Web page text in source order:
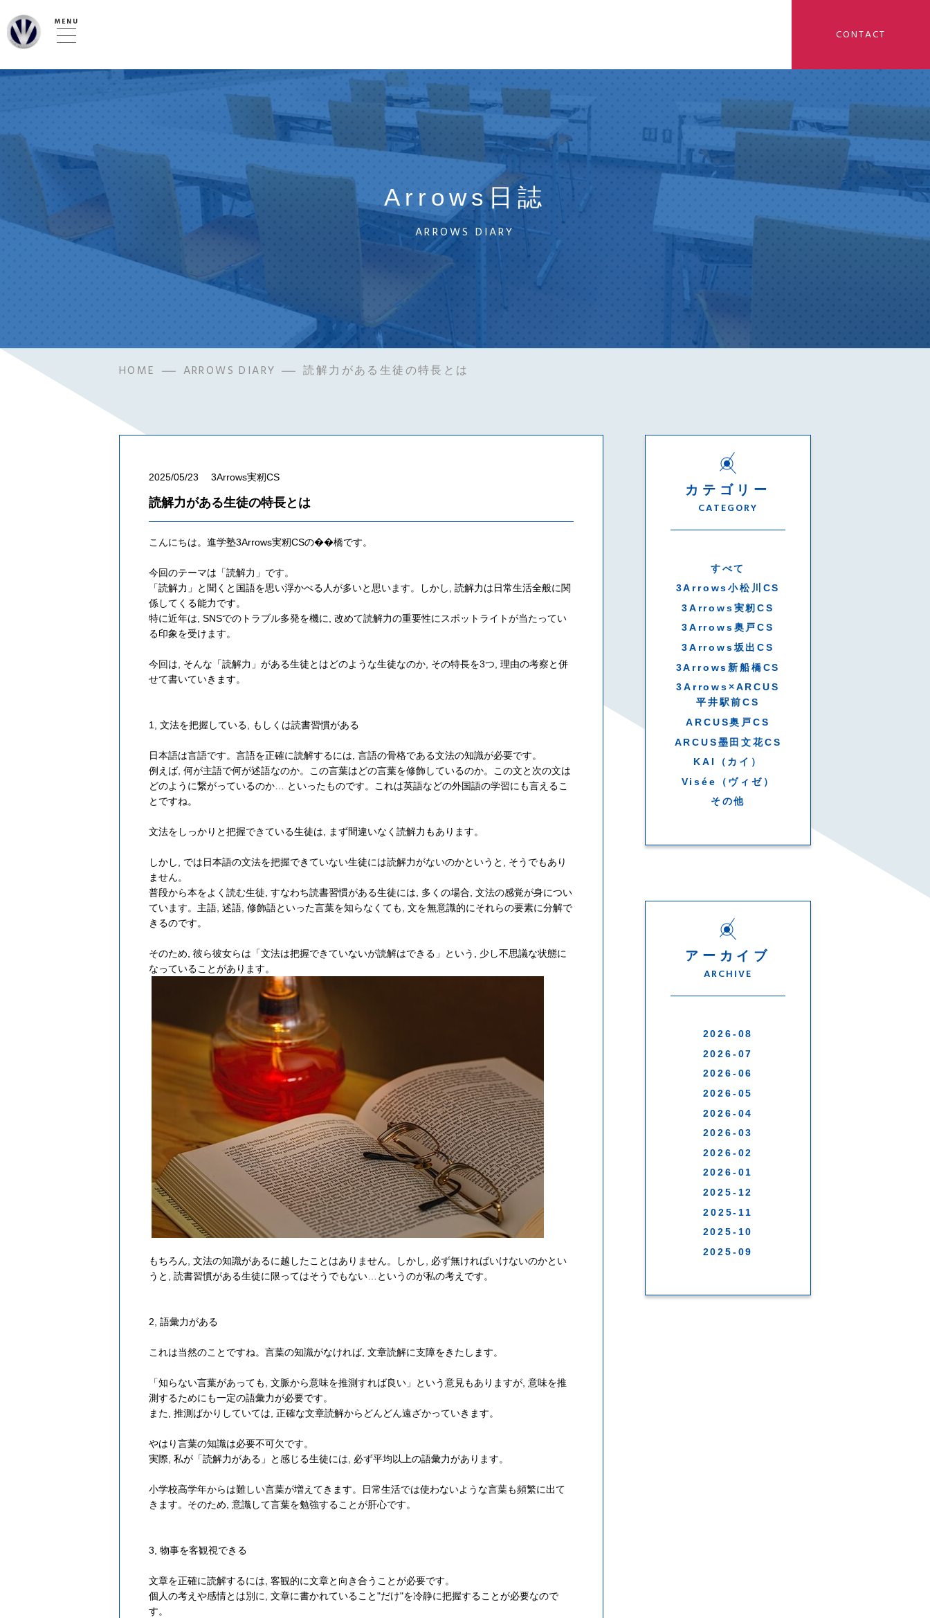
CONTACT
Arrows日誌
ARROWS DIARY
HOME ARROWS DIARY 読解力がある生徒の特長とは
2025/05/23 3Arrows実籾CS
読解力がある生徒の特長とは
こんにちは。進学塾3Arrows実籾CSの��橋です。
今回のテーマは「読解力」です。
「読解力」と聞くと国語を思い浮かべる人が多いと思います。しかし, 読解力は日常生活全般に関
係してくる能力です。
特に近年は, SNSでのトラブル多発を機に, 改めて読解力の重要性にスポットライトが当たってい
る印象を受けます。
今回は, そんな「読解力」がある生徒とはどのような生徒なのか, その特長を3つ, 理由の考察と併
せて書いていきます。
1, 文法を把握している, もしくは読書習慣がある
日本語は言語です。言語を正確に読解するには, 言語の骨格である文法の知識が必要です。
例えば, 何が主語で何が述語なのか。この言葉はどの言葉を修飾しているのか。この文と次の文は
どのように繋がっているのか… といったものです。これは英語などの外国語の学習にも言えるこ
とですね。
文法をしっかりと把握できている生徒は, まず間違いなく読解力もあります。
しかし, では日本語の文法を把握できていない生徒には読解力がないのかというと, そうでもあり
ません。
普段から本をよく読む生徒, すなわち読書習慣がある生徒には, 多くの場合, 文法の感覚が身につい
ています。主語, 述語, 修飾語といった言葉を知らなくても, 文を無意識的にそれらの要素に分解で
きるのです。
そのため, 彼ら彼女らは「文法は把握できていないが読解はできる」という, 少し不思議な状態に
なっていることがあります。
もちろん, 文法の知識があるに越したことはありません。しかし, 必ず無ければいけないのかとい
うと, 読書習慣がある生徒に限ってはそうでもない…というのが私の考えです。
2, 語彙力がある
これは当然のことですね。言葉の知識がなければ, 文章読解に支障をきたします。
「知らない言葉があっても, 文脈から意味を推測すれば良い」という意見もありますが, 意味を推
測するためにも一定の語彙力が必要です。
また, 推測ばかりしていては, 正確な文章読解からどんどん遠ざかっていきます。
やはり言葉の知識は必要不可欠です。
実際, 私が「読解力がある」と感じる生徒には, 必ず平均以上の語彙力があります。
小学校高学年からは難しい言葉が増えてきます。日常生活では使わないような言葉も頻繁に出て
きます。そのため, 意識して言葉を勉強することが肝心です。
3, 物事を客観視できる
文章を正確に読解するには, 客観的に文章と向き合うことが必要です。
個人の考えや感情とは別に, 文章に書かれていること"だけ"を冷静に把握することが必要なので
す。
カテゴリー
CATEGORY
すべて
3Arrows小松川CS
3Arrows実籾CS
3Arrows奥戸CS
3Arrows坂出CS
3Arrows新船橋CS
3Arrows×ARCUS
平井駅前CS
ARCUS奥戸CS
ARCUS墨田文花CS
KAI（カイ）
Visée（ヴィゼ）
その他
アーカイブ
ARCHIVE
2026-08
2026-07
2026-06
2026-05
2026-04
2026-03
2026-02
2026-01
2025-12
2025-11
2025-10
2025-09